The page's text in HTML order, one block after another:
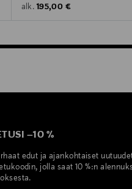
alk. Original Price
195,00 €
–10 %
edut ja ajankohtaiset
jolla saat 10 %:n